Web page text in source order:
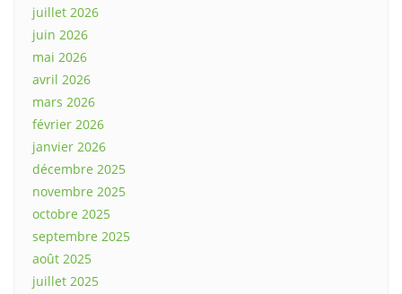
juillet 2026
juin 2026
mai 2026
avril 2026
mars 2026
février 2026
janvier 2026
décembre 2025
novembre 2025
octobre 2025
septembre 2025
août 2025
juillet 2025